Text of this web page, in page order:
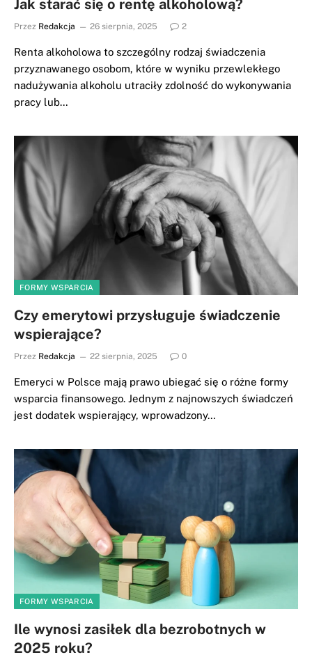
Jak starać się o rentę alkoholową?
Przez Redakcja 26 sierpnia, 2025 2
Renta alkoholowa to szczególny rodzaj świadczenia
przyznawanego osobom, które w wyniku przewlekłego
nadużywania alkoholu utraciły zdolność do wykonywania
pracy lub…
FORMY WSPARCIA
Czy emerytowi przysługuje świadczenie
wspierające?
Przez Redakcja 22 sierpnia, 2025 0
Emeryci w Polsce mają prawo ubiegać się o różne formy
wsparcia finansowego. Jednym z najnowszych świadczeń
jest dodatek wspierający, wprowadzony…
FORMY WSPARCIA
Ile wynosi zasiłek dla bezrobotnych w
2025 roku?